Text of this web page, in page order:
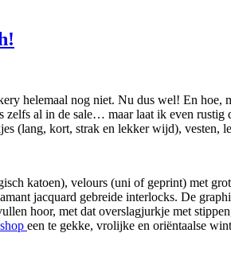
helemaal nog niet. Nu dus wel! En hoe,
zelfs al in de sale… maar laat ik even
(lang, kort, strak en lekker wijd), vesten,
katoen), velours (uni of geprint) met
jacquard gebreide interlocks. De
hoor, met dat overslagjurkje met
een te gekke, vrolijke en oriëntaalse